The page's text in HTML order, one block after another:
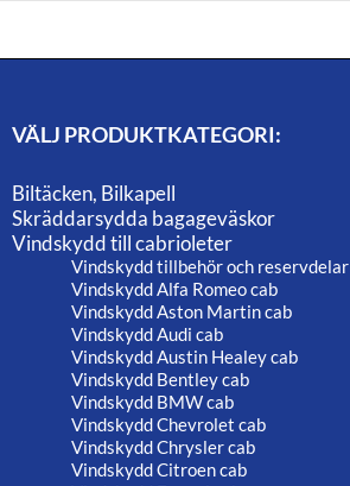
VÄLJ PRODUKTKATEGORI:
Biltäcken, Bilkapell
Skräddarsydda bagageväskor
Vindskydd till cabrioleter
Vindskydd tillbehör och reservdelar
Vindskydd Alfa Romeo cab
Vindskydd Aston Martin cab
Vindskydd Audi cab
Vindskydd Austin Healey cab
Vindskydd Bentley cab
Vindskydd BMW cab
Vindskydd Chevrolet cab
Vindskydd Chrysler cab
Vindskydd Citroen cab